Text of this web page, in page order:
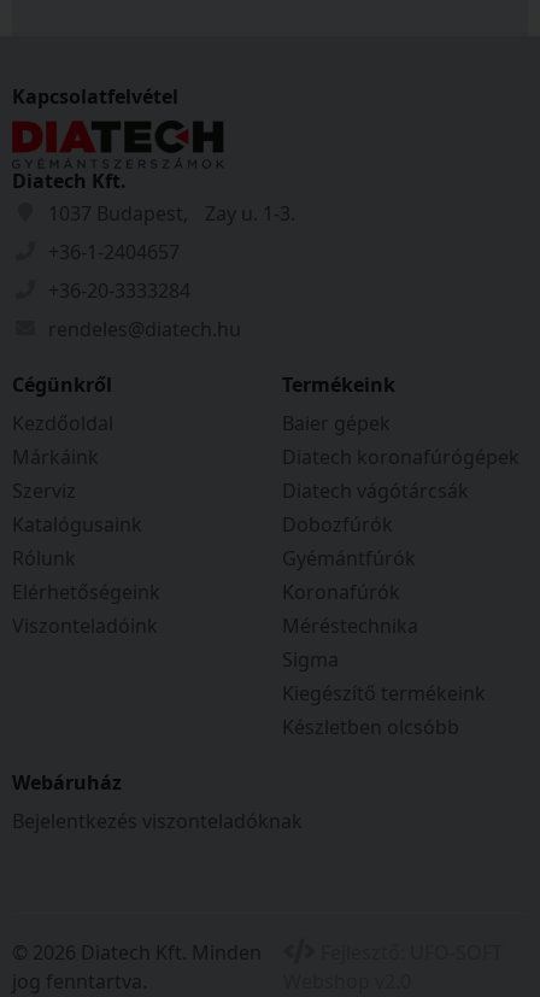
Kapcsolatfelvétel
Diatech Kft.
1037 Budapest, Zay u. 1-3.
+36-1-2404657
+36-20-3333284
rendeles@diatech.hu
Cégünkről
Kezdőoldal
Márkáink
Szerviz
Katalógusaink
Rólunk
Elérhetőségeink
Viszonteladóink
Termékeink
Baier gépek
Diatech koronafúrógépek
Diatech vágótárcsák
Dobozfúrók
Gyémántfúrók
Koronafúrók
Méréstechnika
Sigma
Kiegészítő termékeink
Készletben olcsóbb
Webáruház
Bejelentkezés viszonteladóknak
© 2026 Diatech Kft. Minden
jog fenntartva.